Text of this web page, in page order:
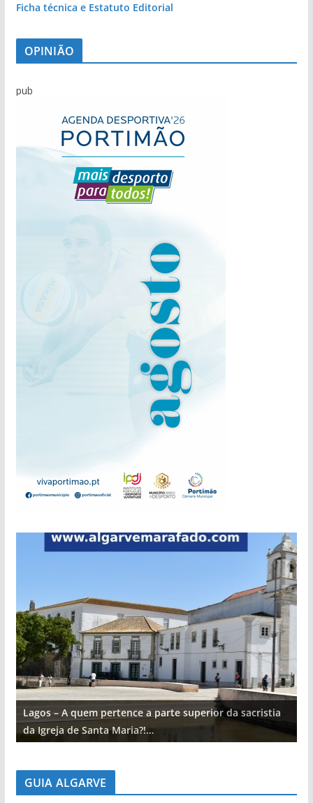
Ficha técnica e Estatuto Editorial
OPINIÃO
pub
Lagos – A quem pertence a parte superior da sacristia
da Igreja de Santa Maria?!…
GUIA ALGARVE